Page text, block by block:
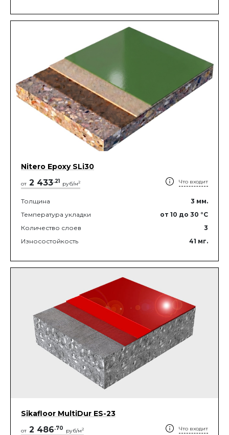
Nitero Epoxy SLi30
от 2 433.21 руб/м2 Что входит
Толщина 3 мм.
Температура укладки
от 10 до 30 °C
Количество слоев
3
Износостойкость
41 мг.
Sikafloor MultiDur ES-23
от 2 486.70 руб/м2 Что входит